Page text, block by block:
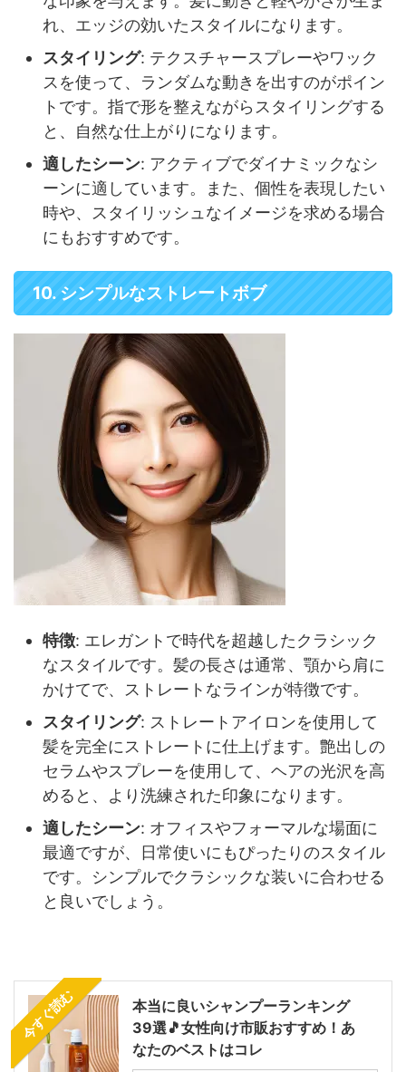
れ、エッジの効いたスタイルになります。
スタイリング: テクスチャースプレーやワック
スを使って、ランダムな動きを出すのがポイン
トです。指で形を整えながらスタイリングする
と、自然な仕上がりになります。
適したシーン: アクティブでダイナミックなシ
ーンに適しています。また、個性を表現したい
時や、スタイリッシュなイメージを求める場合
にもおすすめです。
10. シンプルなストレートボブ
特徴: エレガントで時代を超越したクラシック
なスタイルです。髪の長さは通常、顎から肩に
かけてで、ストレートなラインが特徴です。
スタイリング: ストレートアイロンを使用して
髪を完全にストレートに仕上げます。艶出しの
セラムやスプレーを使用して、ヘアの光沢を高
めると、より洗練された印象になります。
適したシーン: オフィスやフォーマルな場面に
最適ですが、日常使いにもぴったりのスタイル
です。シンプルでクラシックな装いに合わせる
と良いでしょう。
今すぐ読む
本当に良いシャンプーランキング
39選🎵女性向け市販おすすめ！あ
なたのベストはコレ